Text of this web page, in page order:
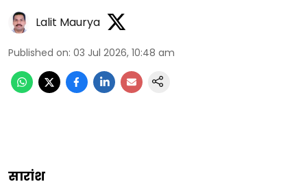
Lalit Maurya
Published on: 03 Jul 2026, 10:48 am
सारांश